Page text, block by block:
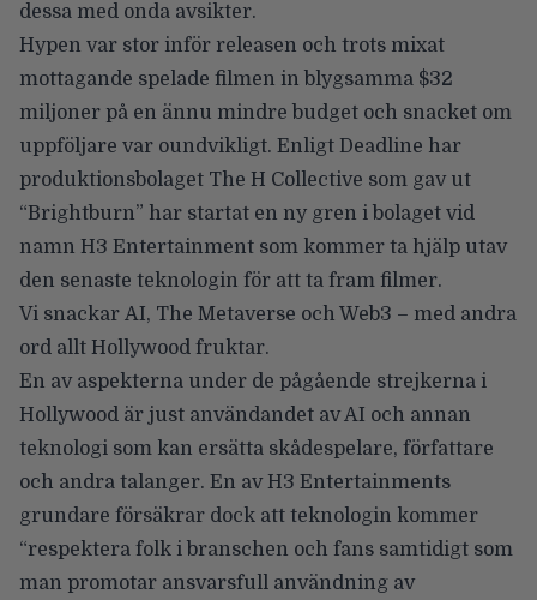
dessa med onda avsikter.
Hypen var stor inför releasen och trots mixat
mottagande spelade filmen in blygsamma $32
miljoner på en ännu mindre budget och snacket om
uppföljare var oundvikligt. Enligt Deadline har
produktionsbolaget The H Collective som gav ut
“Brightburn” har startat en ny gren i bolaget vid
namn H3 Entertainment som kommer ta hjälp utav
den senaste teknologin för att ta fram filmer.
Vi snackar AI, The Metaverse och Web3 – med andra
ord allt Hollywood fruktar.
En av aspekterna under de pågående strejkerna i
Hollywood är just användandet av AI och annan
teknologi som kan ersätta skådespelare, författare
och andra talanger. En av H3 Entertainments
grundare försäkrar dock att teknologin kommer
“respektera folk i branschen och fans samtidigt som
man promotar ansvarsfull användning av